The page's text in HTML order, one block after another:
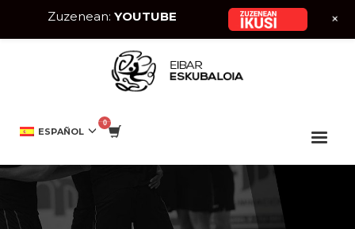
ESPAÑOL
Zuzenean: YOUTUBE +